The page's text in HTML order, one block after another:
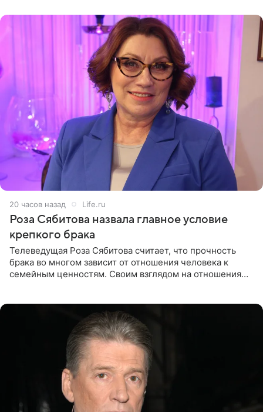
20 часов назад Life.ru
Роза Сябитова назвала главное условие
крепкого брака
Телеведущая Роза Сябитова считает, что прочность
брака во многом зависит от отношения человека к
семейным ценностям. Своим взглядом на отношения